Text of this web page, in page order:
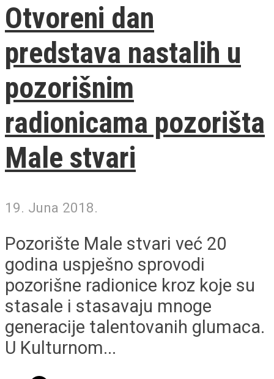
Otvoreni dan
predstava nastalih u
pozorišnim
radionicama pozorišta
Male stvari
19. Juna 2018.
Pozorište Male stvari već 20
godina uspješno sprovodi
pozorišne radionice kroz koje su
stasale i stasavaju mnoge
generacije talentovanih glumaca.
U Kulturnom...